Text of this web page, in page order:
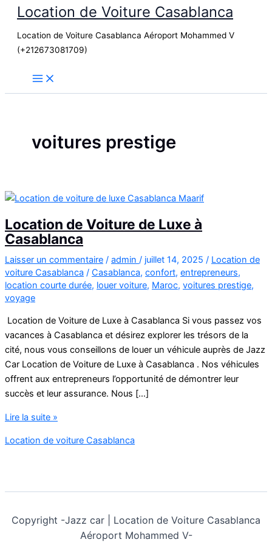
contenu
Location de Voiture Casablanca
Location de Voiture Casablanca Aéroport Mohammed V
(+212673081709)
voitures prestige
Location de Voiture de Luxe à
Casablanca
Laisser un commentaire / admin / juillet 14, 2025 / Location de
voiture Casablanca / Casablanca, confort, entrepreneurs,
location courte durée, louer voiture, Maroc, voitures prestige,
voyage
Location de Voiture de Luxe à Casablanca Si vous passez vos
vacances à Casablanca et désirez explorer les trésors de la
cité, nous vous conseillons de louer un véhicule auprès de Jazz
Car Location de Voiture de Luxe à Casablanca . Nos véhicules
offrent aux entrepreneurs l’opportunité de démontrer leur
succès et leur assurance. Nous […]
Location
Voiture
à
Lire la suite »
Location de voiture Casablanca
Copyright -Jazz car | Location de Voiture Casablanca
Aéroport Mohammed V-